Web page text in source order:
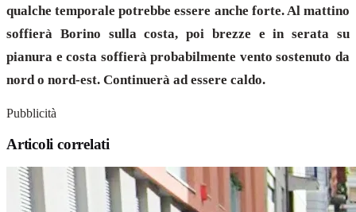
qualche temporale potrebbe essere anche forte. Al mattino
soffierà Borino sulla costa, poi brezze e in serata su
pianura e costa soffierà probabilmente vento sostenuto da
nord o nord-est. Continuerà ad essere caldo.
Pubblicità
Articoli correlati